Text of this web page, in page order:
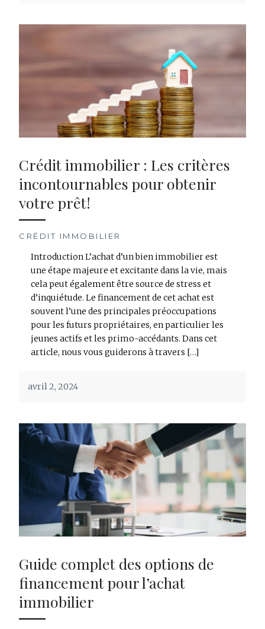
Crédit immobilier : Les critères
incontournables pour obtenir
votre prêt!
CRÉDIT IMMOBILIER
Introduction L’achat d’un bien immobilier est
une étape majeure et excitante dans la vie, mais
cela peut également être source de stress et
d’inquiétude. Le financement de cet achat est
souvent l’une des principales préoccupations
pour les futurs propriétaires, en particulier les
jeunes actifs et les primo-accédants. Dans cet
article, nous vous guiderons à travers […]
avril 2, 2024
Guide complet des options de
financement pour l’achat
immobilier